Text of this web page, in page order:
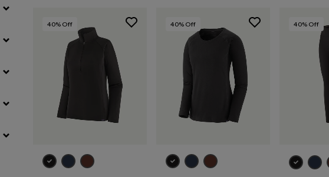
40% Off 40% Off 40% Off